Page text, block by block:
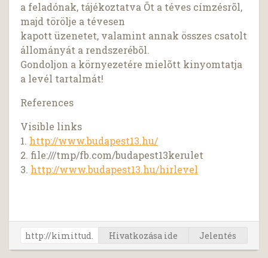
a feladónak, tájékoztatva Õt a téves címzésrõl,
majd törölje a tévesen
kapott üzenetet, valamint annak összes csatolt
állományát a rendszerébõl.
Gondoljon a környezetére mielõtt kinyomtatja
a levél tartalmát!
References
Visible links
1. http://www.budapest13.hu/
2. file:///tmp/fb.com/budapest13kerulet
3. http://www.budapest13.hu/hirlevel
Hivatkozása ide Jelentés